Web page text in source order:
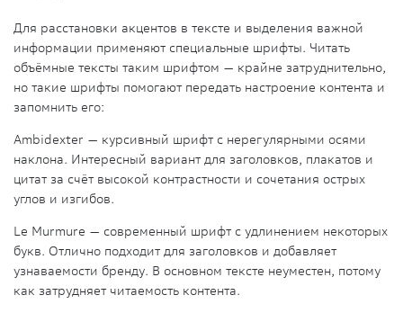
Для расстановки акцентов в тексте и выделения важной
информации применяют специальные шрифты. Читать
объёмные тексты таким шрифтом — крайне затруднительно,
но такие шрифты помогают передать настроение контента и
запомнить его:
Ambidexter — курсивный шрифт с нерегулярными осями
наклона. Интересный вариант для заголовков, плакатов и
цитат за счёт высокой контрастности и сочетания острых
углов и изгибов.
Le Murmure — современный шрифт с удлинением некоторых
букв. Отлично подходит для заголовков и добавляет
узнаваемости бренду. В основном тексте неуместен, потому
как затрудняет читаемость контента.